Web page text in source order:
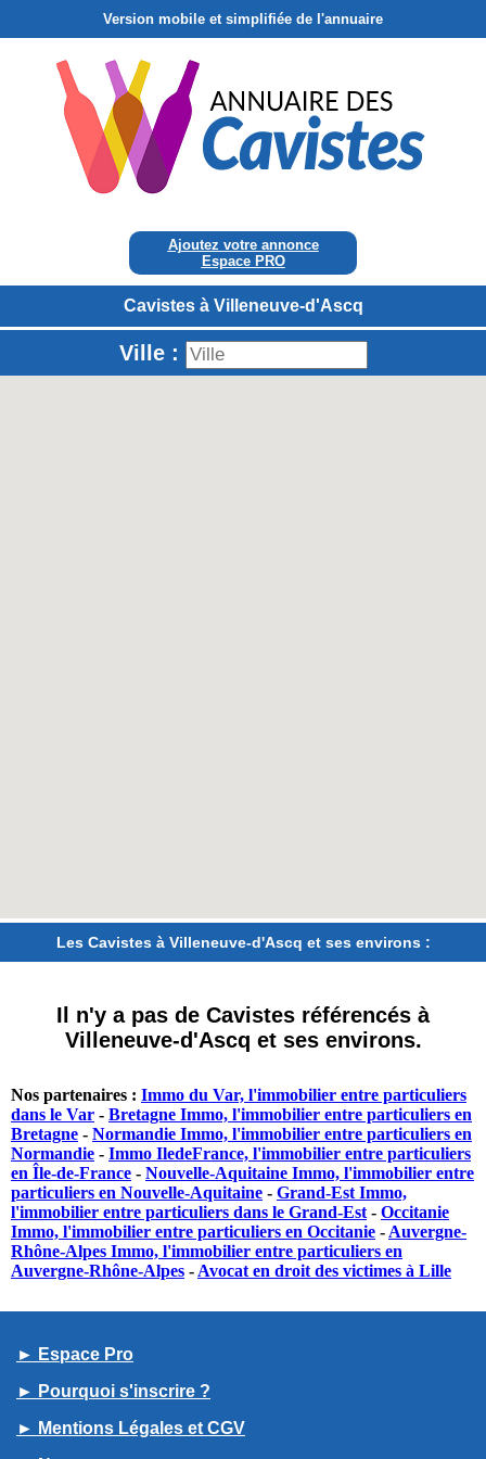
Version mobile et simplifiée de l'annuaire
Ajoutez votre annonce
Espace PRO
Cavistes à Villeneuve-d'Ascq
Ville :
Les Cavistes à Villeneuve-d'Ascq et ses environs :
Il n'y a pas de Cavistes référencés à
Villeneuve-d'Ascq et ses environs.
Nos partenaires : Immo du Var, l'immobilier entre particuliers
dans le Var - Bretagne Immo, l'immobilier entre particuliers en
Bretagne - Normandie Immo, l'immobilier entre particuliers en
Normandie - Immo IledeFrance, l'immobilier entre particuliers
en Île-de-France - Nouvelle-Aquitaine Immo, l'immobilier entre
particuliers en Nouvelle-Aquitaine - Grand-Est Immo,
l'immobilier entre particuliers dans le Grand-Est - Occitanie
Immo, l'immobilier entre particuliers en Occitanie - Auvergne-
Rhône-Alpes Immo, l'immobilier entre particuliers en
Auvergne-Rhône-Alpes - Avocat en droit des victimes à Lille
► Espace Pro
► Pourquoi s'inscrire ?
► Mentions Légales et CGV